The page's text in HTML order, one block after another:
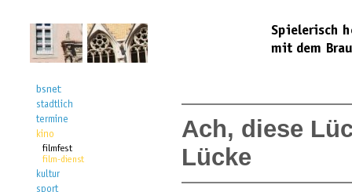
Ach, diese
Lücke